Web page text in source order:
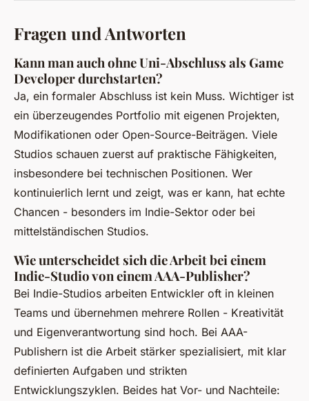
Fragen und Antworten
Kann man auch ohne Uni-Abschluss als Game
Developer durchstarten?
Ja, ein formaler Abschluss ist kein Muss. Wichtiger ist
ein überzeugendes Portfolio mit eigenen Projekten,
Modifikationen oder Open-Source-Beiträgen. Viele
Studios schauen zuerst auf praktische Fähigkeiten,
insbesondere bei technischen Positionen. Wer
kontinuierlich lernt und zeigt, was er kann, hat echte
Chancen - besonders im Indie-Sektor oder bei
mittelständischen Studios.
Wie unterscheidet sich die Arbeit bei einem
Indie-Studio von einem AAA-Publisher?
Bei Indie-Studios arbeiten Entwickler oft in kleinen
Teams und übernehmen mehrere Rollen - Kreativität
und Eigenverantwortung sind hoch. Bei AAA-
Publishern ist die Arbeit stärker spezialisiert, mit klar
definierten Aufgaben und strikten
Entwicklungszyklen. Beides hat Vor- und Nachteile: